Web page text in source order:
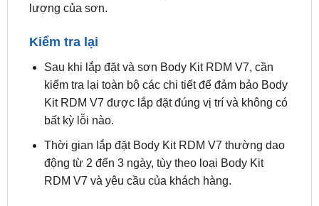
lượng của sơn.
Kiểm tra lại
Sau khi lắp đặt và sơn Body Kit RDM V7, cần
kiểm tra lại toàn bộ các chi tiết để đảm bảo Body
Kit RDM V7 được lắp đặt đúng vị trí và không có
bất kỳ lỗi nào.
Thời gian lắp đặt Body Kit RDM V7 thường dao
động từ 2 đến 3 ngày, tùy theo loại Body Kit
RDM V7 và yêu cầu của khách hàng.